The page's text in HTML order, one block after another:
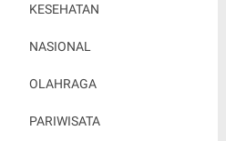
KESEHATAN
NASIONAL
OLAHRAGA
PARIWISATA